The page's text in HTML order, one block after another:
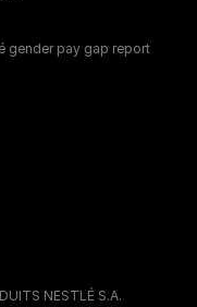
NESTLÉ S.A.
gender pay gap report